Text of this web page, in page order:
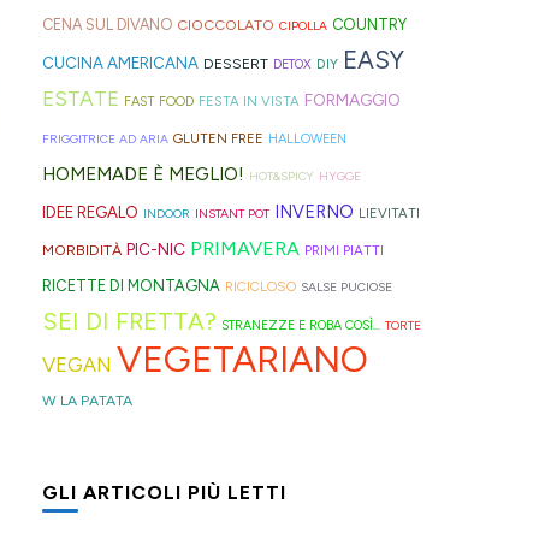
l'ennesima
ricetta
virale
per
il
Hong
Kong
con
la
🍋
alla
mela
che
trovate
spesso
montagna
anche
in
Trentino
⛰️
carrello
della
spesa
le
fette
🛒
fonte
di
ispirazione
per
idee
come
questi
panini
alle
friggitrice
molto:
spugne
tagliate
a
strisce
capelli
(evitate
quelli
in
rischiano
sul
blog,
ne
trovate
davvero
per
venire
incontro
alle
ho
fresche
(il
meteo
almeno
vuole
per
informare
questi
deliziosi
cucchiaio
perfetta
per
queste
ultime
settimane
CENA SUL DIVANO CIOCCOLATO CIPOLLA COUNTRY
CUCINA AMERICANA DESSERT DETOX DIY EASY
ESTATE FAST FOOD FESTA IN VISTA FORMAGGIO
FRIGGITRICE AD ARIA GLUTEN FREE HALLOWEEN
HOMEMADE È MEGLIO! HOT&SPICY HYGGE
IDEE REGALO INDOOR INSTANT POT INVERNO LIEVITATI
MORBIDITÀ PIC-NIC PRIMAVERA PRIMI PIATTI
RICETTE DI MONTAGNA RICICLOSO SALSE PUCIOSE
SEI DI FRETTA? STRANEZZE E ROBA COSÌ... TORTE
VEGAN VEGETARIANO
W LA PATATA
GLI ARTICOLI PIÙ LETTI